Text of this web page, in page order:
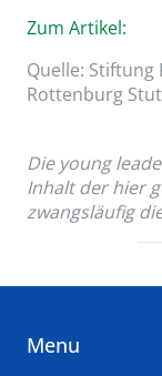
Zum Artikel:
Quelle: Stiftung
Rottenburg
Die young
Inhalt der hier
zwangsläufig
Menu